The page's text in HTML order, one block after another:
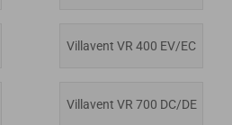
Villavent VR 400 EV/EC
Villavent VR 700 DC/DE